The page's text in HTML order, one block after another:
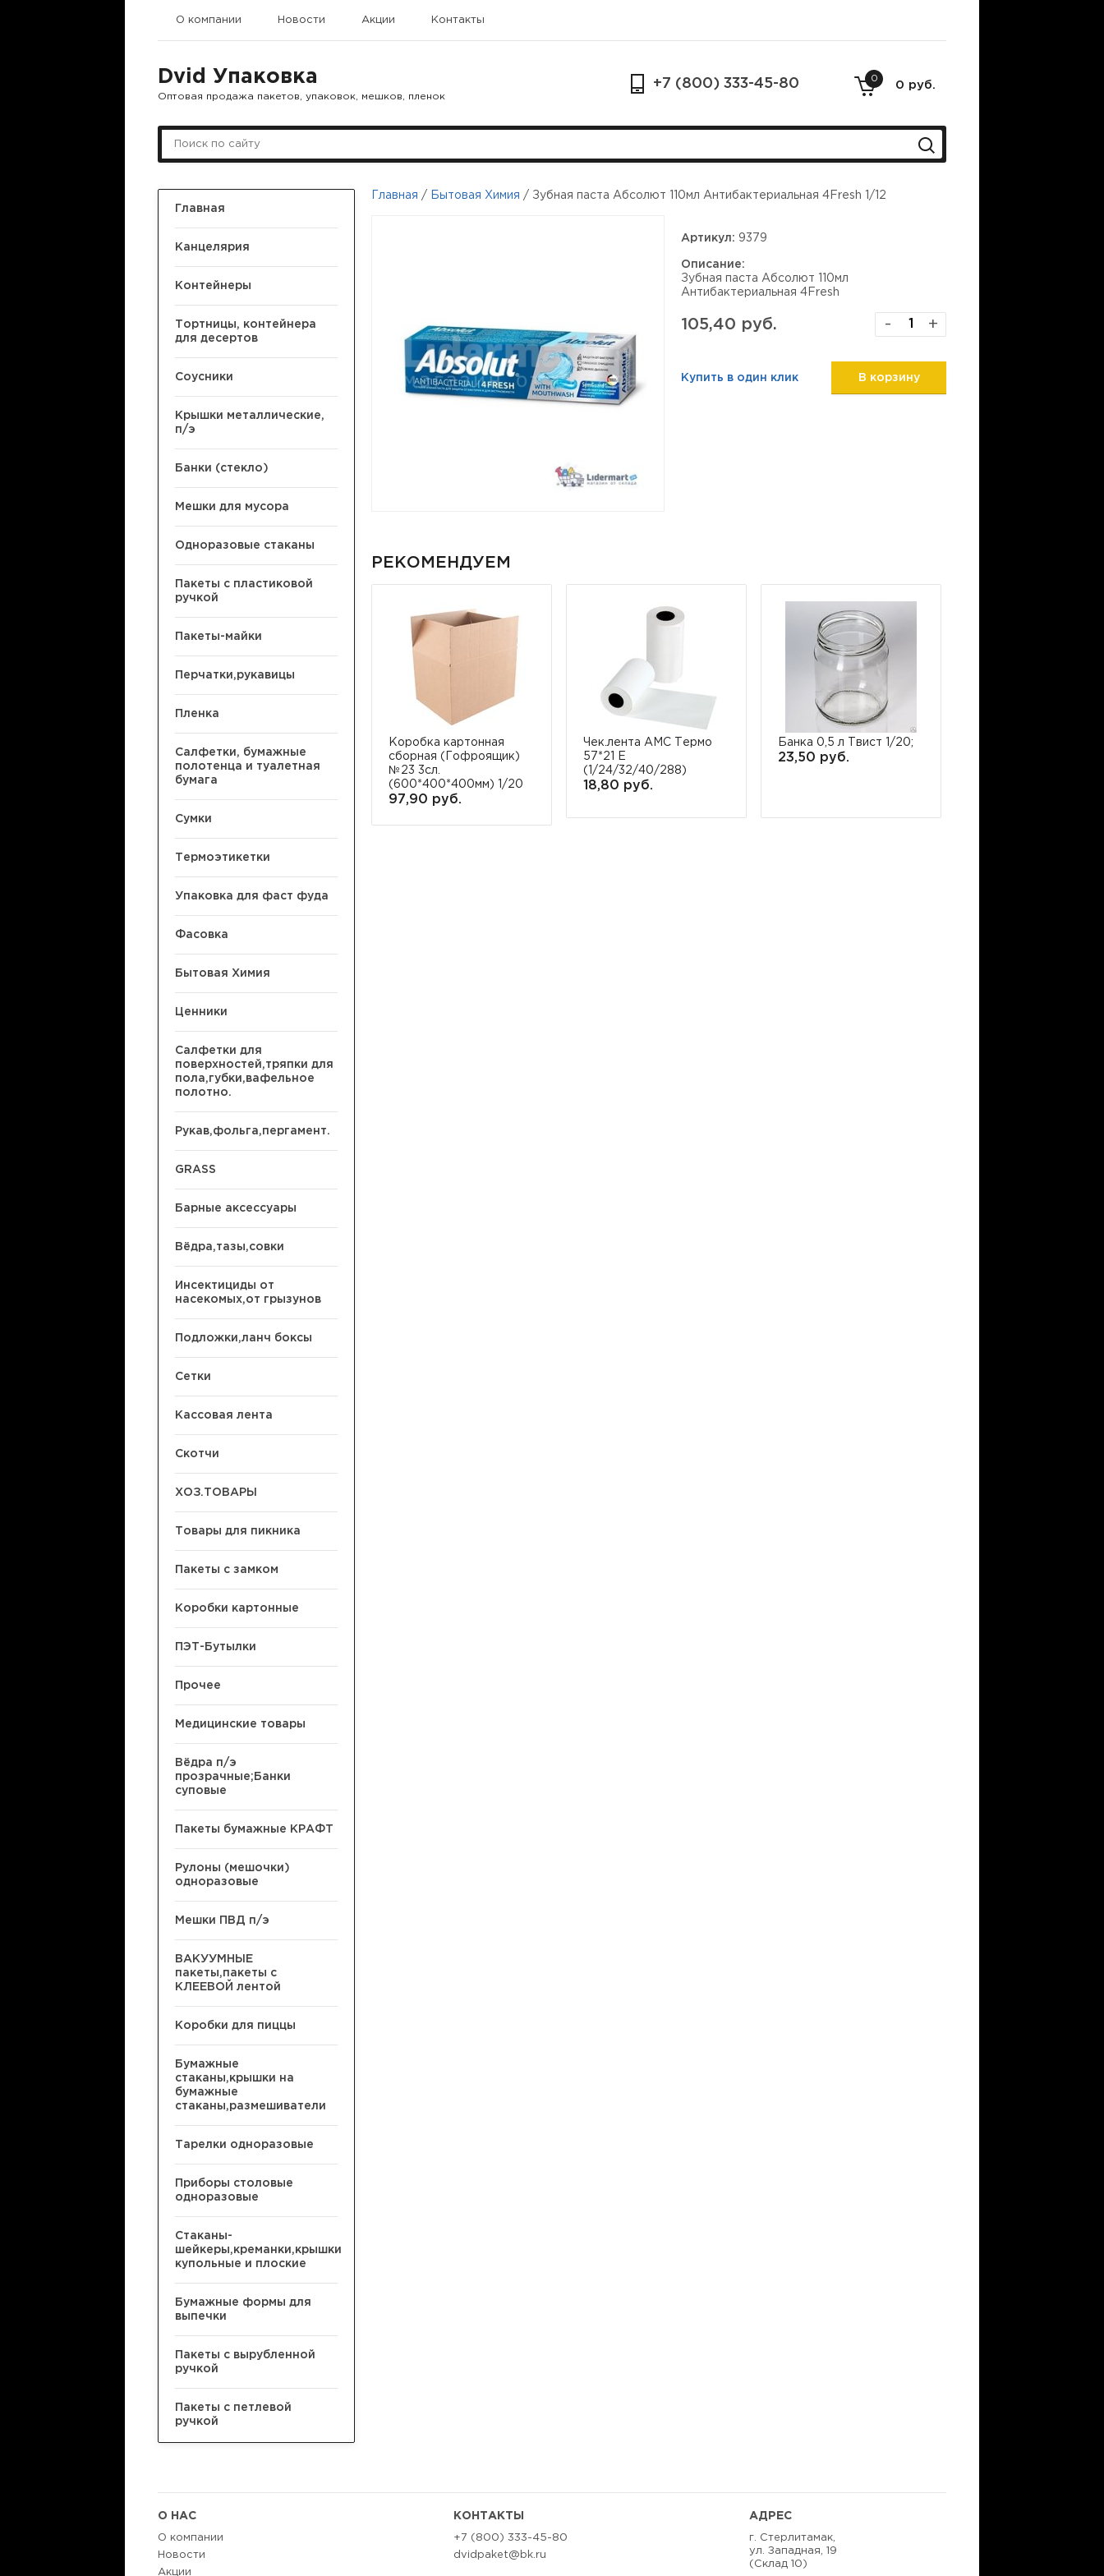
О компании Новости Акции Контакты
Dvid Упаковка
Оптовая продажа пакетов, упаковок, мешков, пленок
+7 (800) 333-45-80 0
0 руб.
Главная
Канцелярия
Контейнеры
Тортницы, контейнера
для десертов
Соусники
Крышки металлические,
п/э
Банки (стекло)
Мешки для мусора
Одноразовые стаканы
Пакеты с пластиковой
ручкой
Пакеты-майки
Перчатки,рукавицы
Пленка
Салфетки, бумажные
полотенца и туалетная
бумага
Сумки
Термоэтикетки
Упаковка для фаст фуда
Фасовка
Бытовая Химия
Ценники
Салфетки для
поверхностей,тряпки для
пола,губки,вафельное
полотно.
Рукав,фольга,пергамент.
GRASS
Барные аксессуары
Вёдра,тазы,совки
Инсектициды от
насекомых,от грызунов
Подложки,ланч боксы
Сетки
Кассовая лента
Скотчи
ХОЗ.ТОВАРЫ
Товары для пикника
Пакеты с замком
Коробки картонные
ПЭТ-Бутылки
Прочее
Медицинские товары
Вёдра п/э
прозрачные;Банки
суповые
Пакеты бумажные КРАФТ
Рулоны (мешочки)
одноразовые
Мешки ПВД п/э
ВАКУУМНЫЕ
пакеты,пакеты с
КЛЕЕВОЙ лентой
Коробки для пиццы
Бумажные
стаканы,крышки на
бумажные
стаканы,размешиватели
Тарелки одноразовые
Приборы столовые
одноразовые
Стаканы-
шейкеры,креманки,крышки
купольные и плоские
Бумажные формы для
выпечки
Пакеты с вырубленной
ручкой
Пакеты с петлевой
ручкой
Главная / Бытовая Химия / Зубная паста Абсолют 110мл Антибактериальная 4Fresh 1/12
Артикул: 9379
Описание:
Зубная паста Абсолют 110мл
Антибактериальная 4Fresh
105,40 руб. - +
Купить в один клик В корзину
РЕКОМЕНДУЕМ
Коробка картонная
сборная (Гофроящик)
№23 3сл.
(600*400*400мм) 1/20
97,90 руб.
Чек.лента АМС Термо
57*21 Е
(1/24/32/40/288)
18,80 руб.
Банка 0,5 л Твист 1/20;
23,50 руб.
О НАС
О компании
Новости
Акции
КОНТАКТЫ
+7 (800) 333-45-80
dvidpaket@bk.ru
АДРЕС
г. Стерлитамак,
ул. Западная, 19
(Склад 10)